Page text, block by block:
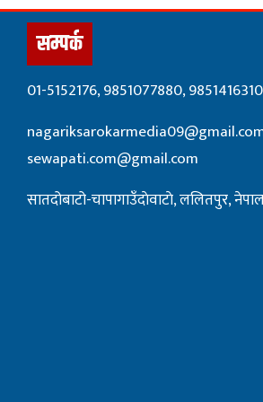
सम्पर्क
01-5152176, 9851077880, 9851416310
sewapati.com@gmail.com
सातदोबाटो-चापागाउँदाेवाटाे, ललितपुर,